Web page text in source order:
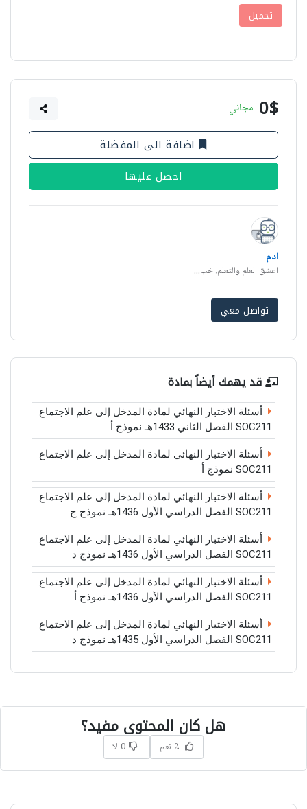
تحميل
0$ مجاني
اضافة الى المفضلة
احصل عليها
ادم
اعشق العلم والتعلم, خب...
تواصل معي
قد يهمك أيضاً بمادة
أسئلة الاختبار النهائي لمادة المدخل إلى علم الاجتماع
SOC211 الفصل الثاني 1433هـ نموذج أ
أسئلة الاختبار النهائي لمادة المدخل إلى علم الاجتماع
SOC211 نموذج أ
أسئلة الاختبار النهائي لمادة المدخل إلى علم الاجتماع
SOC211 الفصل الدراسي الأول 1436هـ نموذج ج
أسئلة الاختبار النهائي لمادة المدخل إلى علم الاجتماع
SOC211 الفصل الدراسي الأول 1436هـ نموذج د
أسئلة الاختبار النهائي لمادة المدخل إلى علم الاجتماع
SOC211 الفصل الدراسي الأول 1436هـ نموذج أ
أسئلة الاختبار النهائي لمادة المدخل إلى علم الاجتماع
SOC211 الفصل الدراسي الأول 1435هـ نموذج د
هل كان المحتوى مفيد؟
2 نعم 0 لا